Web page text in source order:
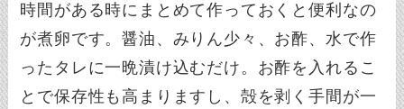
時間がある時にまとめて作っておくと便利なの
が煮卵です。醤油、みりん少々、お酢、水で作
ったタレに一晩漬け込むだけ。お酢を入れるこ
とで保存性も高まりますし、殻を剥く手間が一